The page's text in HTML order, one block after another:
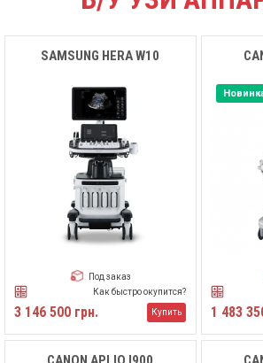
SAMSUNG HERA W10
Под заказ
Как быстро окупится?
3 146 500 грн. Купить 1 483